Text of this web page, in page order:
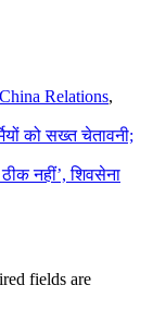
Relations,
को सख्त चेतावनी;
नहीं’, शिवसेना
fields are